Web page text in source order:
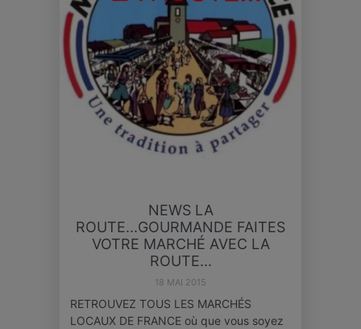
NEWS LA
ROUTE...GOURMANDE FAITES
VOTRE MARCHÉ AVEC LA
ROUTE...
18 MAI 2015
RETROUVEZ TOUS LES MARCHÉS
LOCAUX DE FRANCE où que vous soyez